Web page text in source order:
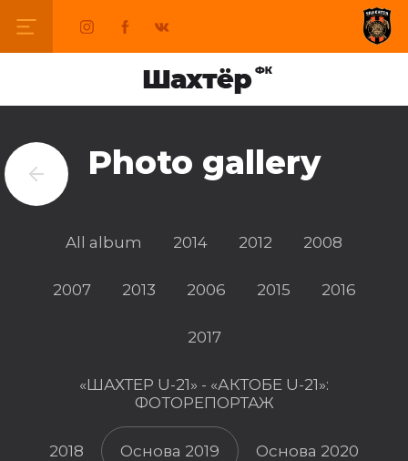
Photo gallery
All album 2014 2012 2008
2007 2013 2006 2015 2016
2017
«ШАХТЕР U-21» - «АКТОБЕ U-21»:
ФОТОРЕПОРТАЖ
2018 Основа 2019 Основа 2020